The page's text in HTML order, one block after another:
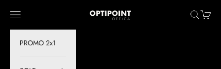
Optipoint - Lux S.r.l.
Menù Cerca
PROMO 2x1